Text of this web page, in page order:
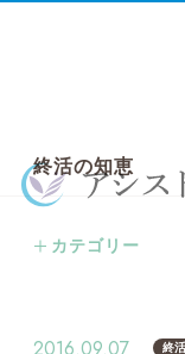
終活の知恵
カテゴリー
終活プライベート
終